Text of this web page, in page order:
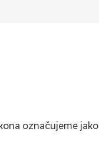
označujeme jako